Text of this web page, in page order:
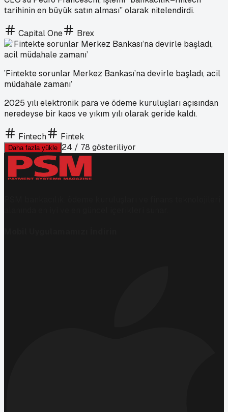
tarihinin en büyük satın alması” olarak nitelendirdi.
Capital One Brex
’Fintekte sorunlar Merkez Bankası’na devirle başladı, acil
müdahale zamanı’
2025 yılı elektronik para ve ödeme kuruluşları açısından
neredeyse bir kaos ve yıkım yılı olarak geride kaldı.
Fintech Fintek
Daha fazla yükle 24 / 78 gösteriliyor